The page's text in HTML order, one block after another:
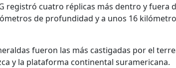
registró cuatro réplicas más dentro y fuera
de profundidad y a unos 16
fueron las más castigadas por el
y la plataforma continental suramericana.